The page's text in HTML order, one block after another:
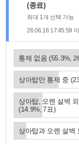
목
:
(종료)
최대 1개 선택 가능
26.06.16 17:45:59
통제 없음 (55.3%,
상아탑만 통제 중 (
상아탑, 오렌 설벽
(14.9%,7표)
상아탑과 오렌 설벽